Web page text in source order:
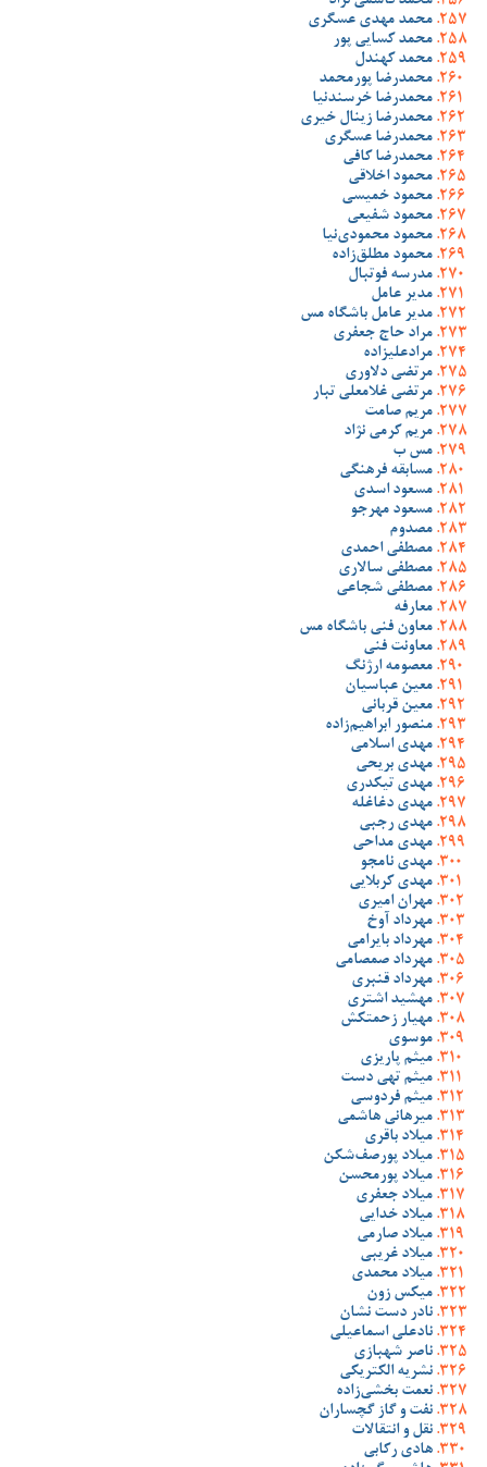
محمد مهدی عسگری
محمد کسایی پور
محمد کهندل
محمدرضا پورمحمد
محمدرضا خرسندنیا
محمدرضا زینال خیری
محمدرضا عسگری
محمدرضا کافی
محمود اخلاقی
محمود خمیسی
محمود شفیعی
محمود محمودی‌نیا
محمود مطلق‌زاده
مدرسه فوتبال
مدیر عامل
مدیر عامل باشگاه مس
مراد حاج جعفری
مرادعلیزاده
مرتضی دلاوری
مرتضی غلامعلی تبار
مریم صامت
مریم کرمی نژاد
مس ب
مسابقه فرهنگی
مسعود اسدی
مسعود مهرجو
مصدوم
مصطفی احمدی
مصطفی سالاری
مصطفی شجاعی
معارفه
معاون فنی باشگاه مس
معاونت فنی
معصومه ارژنگ
معین عباسیان
معین قربانی
منصور ابراهیم‌زاده
مهدی اسلامی
مهدی بریحی
مهدی تیکدری
مهدی دغاغله
مهدی رجبی
مهدی مداحی
مهدی نامجو
مهدی کربلایی
مهران امیری
مهرداد آوخ
مهرداد بایرامی
مهرداد صمصامی
مهرداد قنبری
مهشید اشتری
مهیار زحمتکش
موسوی
میثم پاریزی
میثم تهی دست
میثم فردوسی
میرهانی هاشمی
میلاد باقری
میلاد پورصف‌شکن
میلاد پورمحسن
میلاد جعفری
میلاد خدایی
میلاد صارمی
میلاد غریبی
میلاد محمدی
میکس زون
نادر دست نشان
نادعلی اسماعیلی
ناصر شهبازی
نشریه الکتریکی
نعمت بخشی‌زاده
نفت و گاز گچساران
نقل و انتقالات
هادی رکابی